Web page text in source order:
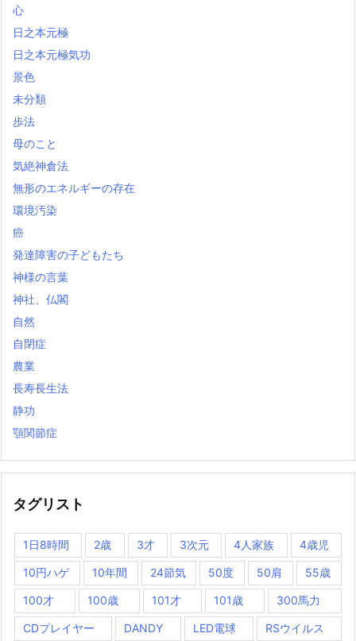
心
日之本元極
日之本元極気功
景色
未分類
歩法
母のこと
気絶神倉法
無形のエネルギーの存在
環境汚染
癌
発達障害の子どもたち
神様の言葉
神社、仏閣
自然
自閉症
農業
長寿長生法
静功
顎関節症
タグリスト
1日8時間 2歳 3才 3次元 4人家族 4歳児
10円ハゲ 10年間 24節気 50度 50肩 55歳
100才 100歳 101才 101歳 300馬力
CDプレイヤー DANDY LED電球 RSウイルス